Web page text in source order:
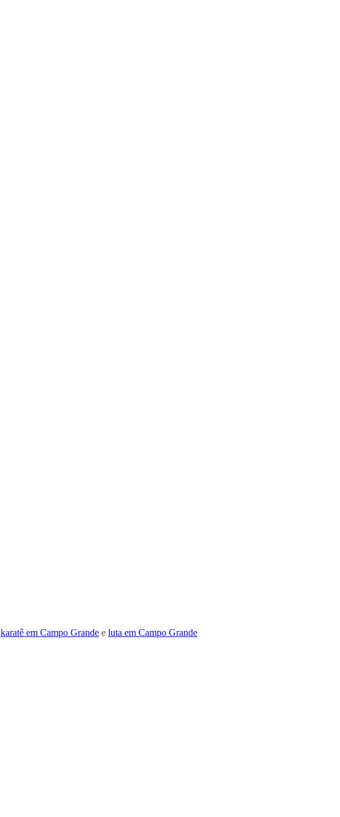
karatê em Campo Grande e luta em Campo Grande